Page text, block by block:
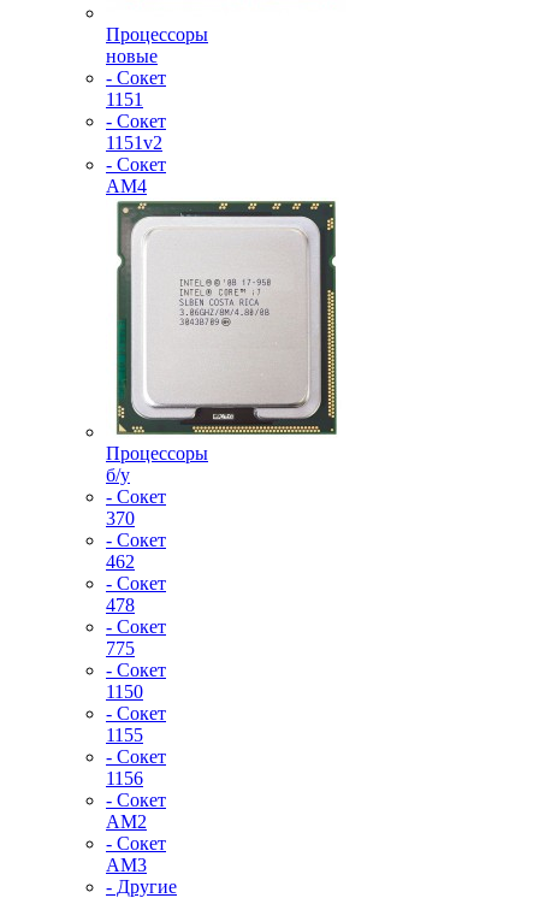
Процессоры
новые
- Сокет
1151
- Сокет
1151v2
- Сокет
AM4
Процессоры
б/у
- Сокет
370
- Сокет
462
- Сокет
478
- Сокет
775
- Сокет
1150
- Сокет
1155
- Сокет
1156
- Сокет
AM2
- Сокет
AM3
- Другие